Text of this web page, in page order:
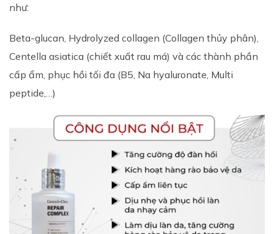
như:
Beta-glucan, Hydrolyzed collagen (Collagen thủy phân),
Centella asiatica (chiết xuất rau má) và các thành phần
cấp ẩm, phục hồi tối đa (B5, Na hyaluronate, Multi
peptide,…)